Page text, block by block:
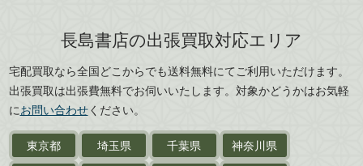
刀剣・鎧・ 甲冑
武道書・武術書
近代文学・
サイン色紙
島根県
岡山県
徳島県
香川県
愛媛県
長島書店の出張買取対応エリア
宅配買取なら全国どこからでも送料無料にてご利用いただけます。
出張買取は出張費無料でお伺いいたします。対象かどうかはお気軽
にお問い合わせください。
東京都 埼玉県 千葉県
神奈川県